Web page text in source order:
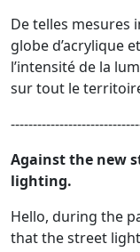
De telles mesures
globe d’acrylique
l’intensité de la
sur tout le
Against the new
lighting.
Hello, during the
that the street